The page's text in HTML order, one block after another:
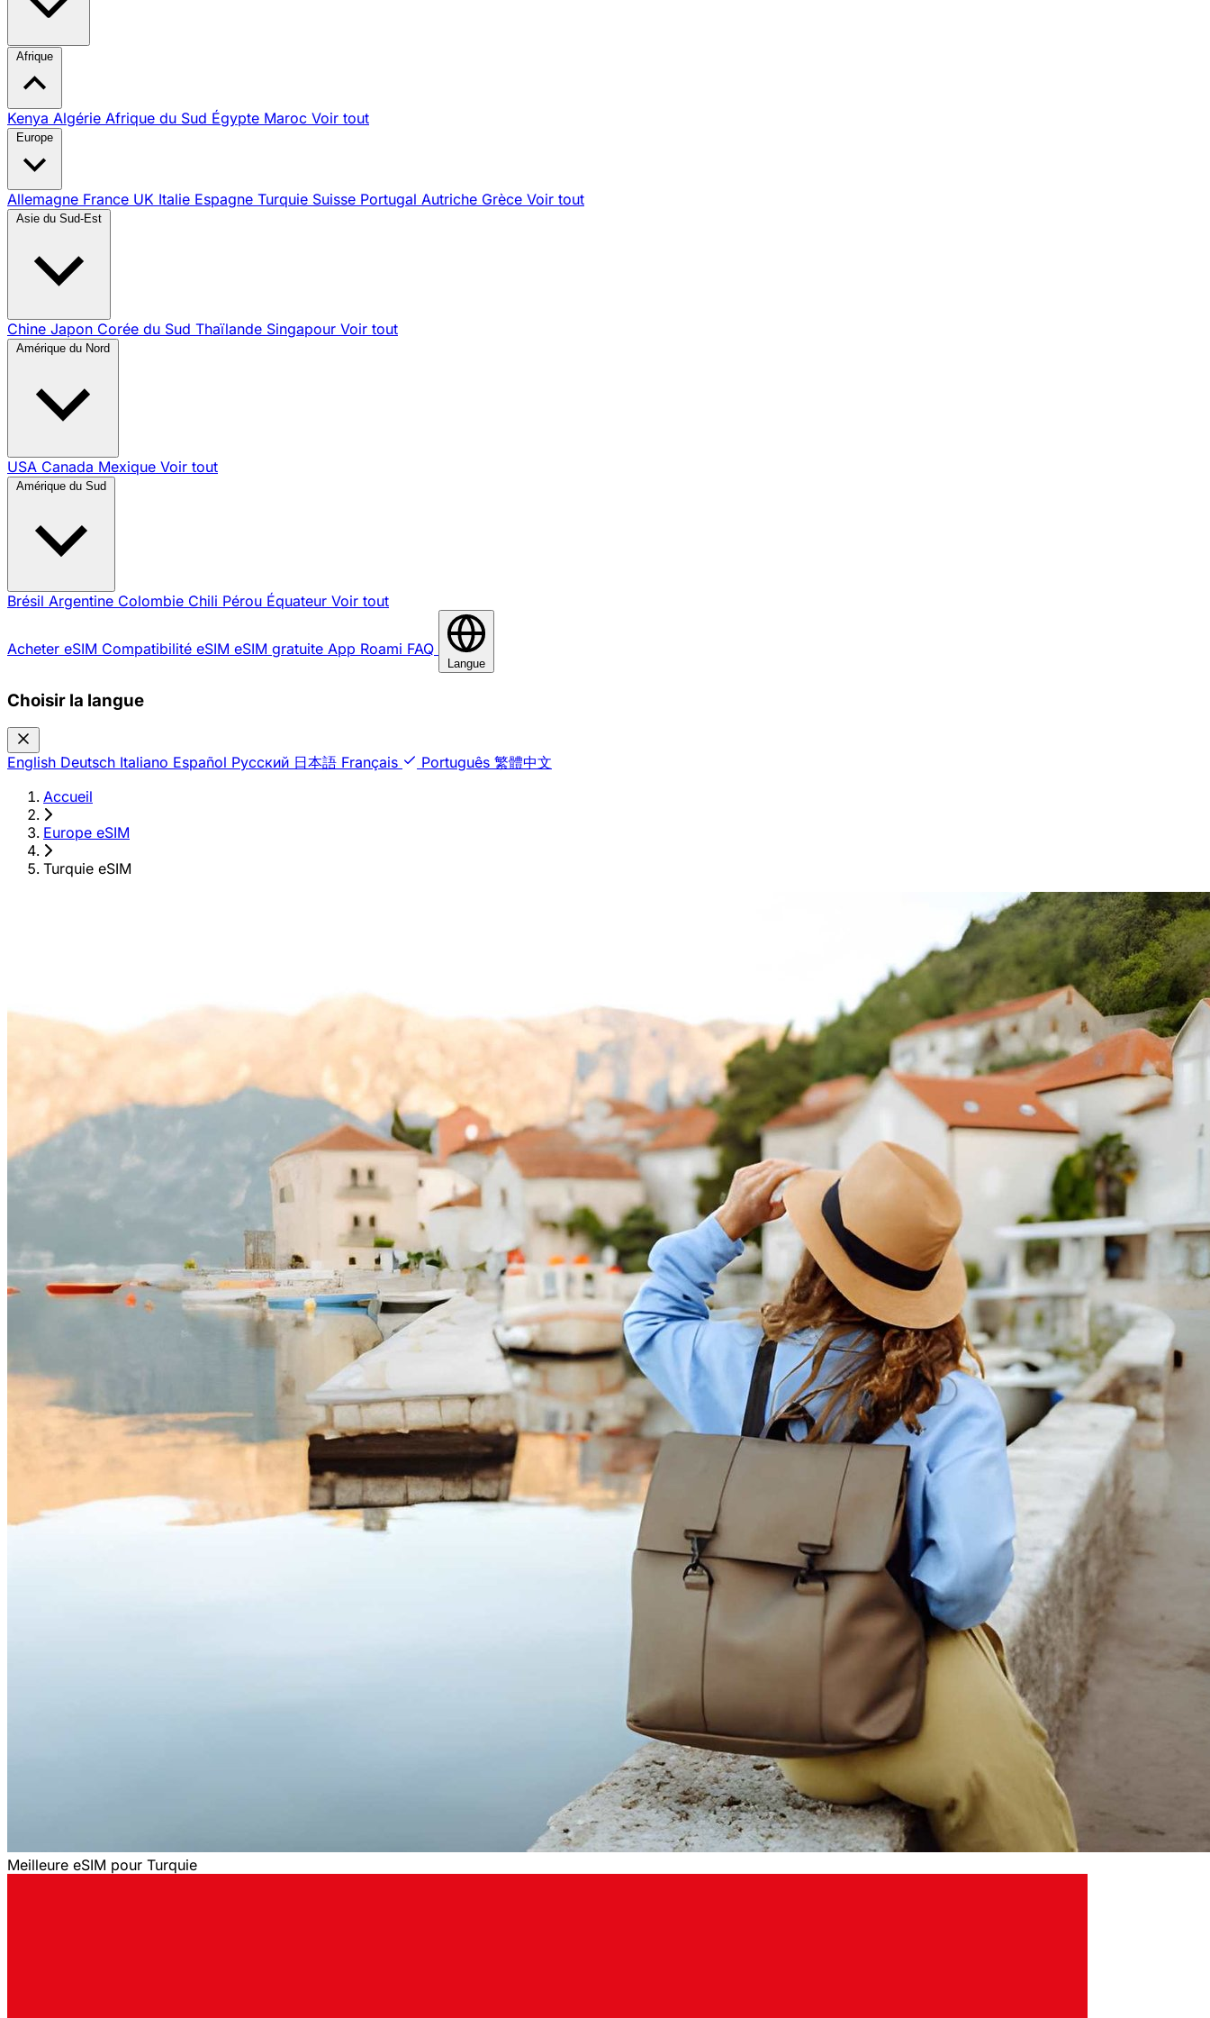
Afrique
Kenya Algérie Afrique du Sud Égypte Maroc Voir tout
Europe
Allemagne France UK Italie Espagne Turquie Suisse Portugal Autriche Grèce Voir tout
Asie du Sud-Est
Chine Japon Corée du Sud Thaïlande Singapour Voir tout
Amérique du Nord
USA Canada Mexique Voir tout
Amérique du Sud
Brésil Argentine Colombie Chili Pérou Équateur Voir tout
Acheter eSIM Compatibilité eSIM eSIM gratuite App Roami FAQ
Langue
Choisir la langue
English Deutsch Italiano Español Русский 日本語 Français Português 繁體中文
Accueil
›
Europe eSIM
›
Turquie eSIM
Meilleure eSIM pour Turquie